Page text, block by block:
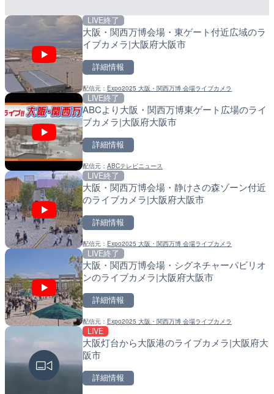
LIVE終了
大阪・関西万博会場・東ゲート付近広域のラ
イブカメラ|大阪府大阪市
詳細情報
配信元： Expo2025 大阪・関西万博 会場ライブカメラ
LIVE終了
ABCより大阪・関西万博東ゲート広場のライ
ブカメラ|大阪府大阪市
詳細情報
配信元：ABCテレビニュース
LIVE終了
大阪・関西万博会場・静けさの森ゾーン付近
のライブカメラ|大阪府大阪市
詳細情報
配信元： Expo2025 大阪・関西万博 会場ライブカメラ
LIVE終了
大阪・関西万博会場・シグネチャーパビリオ
ンのライブカメラ|大阪府大阪市
詳細情報
配信元： Expo2025 大阪・関西万博 会場ライブカメラ
LIVE
大阪灯台から大阪港のライブカメラ|大阪府大
阪市
詳細情報
内海海水浴場のライブカ
配信元：南知多町観光協会
黒潮本陣から太平洋・久
高知県中土佐町
配信元：
手結港(YASU海の駅クラ
高知県香南市
配信元：YASU海の駅CLUB
Impaxビル付近から歌舞伎
カメラ|東京都新宿区
配信元：歌舞伎町ゴジラ前ライブ
原爆ドームのライブカメ
導目木川 花立砂防堰堤下
福岡県朝倉市
配信元：福岡県庁県土整備部河川課
常呂川 鹿ノ子ダムのライ
戸町
配信元：
天塩川 岩尾内ダムのライ
別市
配信元：国土交通省 北海道開発局
東京都品川区南大井のラ
川区
配信元：東京都品川区南大井ライブカメ
道の駅さがのせきのライ